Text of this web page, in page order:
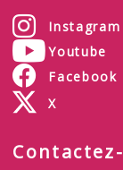
Instagram
Youtube
Facebook
X